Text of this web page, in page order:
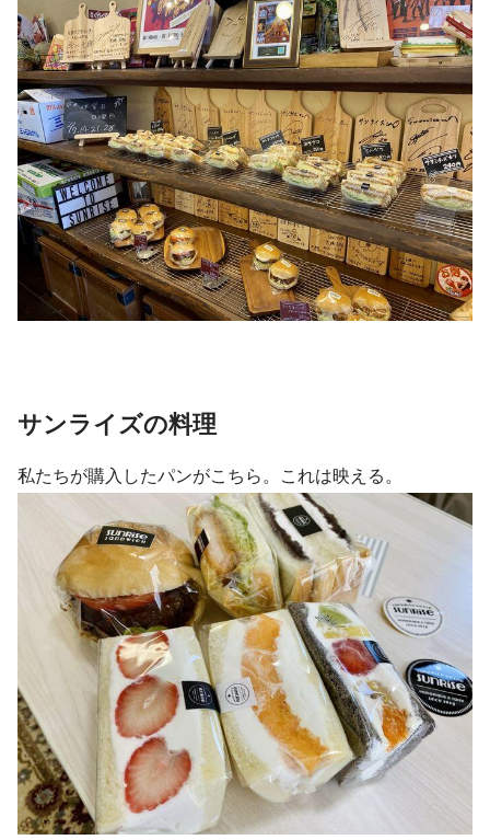
サンライズの料理
私たちが購入したパンがこちら。これは映える。